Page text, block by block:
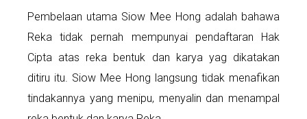
Pembelaan utama Siow Mee Hong adalah bahawa
Reka tidak pernah mempunyai pendaftaran Hak
Cipta atas reka bentuk dan karya yag dikatakan
ditiru itu. Siow Mee Hong langsung tidak menafikan
tindakannya yang menipu, menyalin dan menampal